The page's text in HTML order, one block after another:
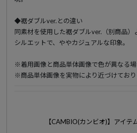
◆裾ダブルver.との違い
同素材を使用した裾ダブルver.（別商品）
シルエットで、ややカジュアルな印象。
※着用画像と商品単体画像で色が異なる場
※商品単体画像を実物により近づけており
【CAMBIO(カンビオ)】アイテ